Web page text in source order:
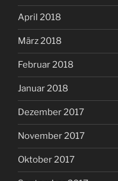
April 2018
März 2018
Februar 2018
Januar 2018
Dezember 2017
November 2017
Oktober 2017